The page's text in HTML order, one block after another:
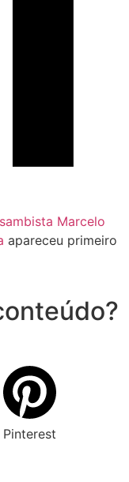
Marcelo
apareceu primeiro
Pinterest